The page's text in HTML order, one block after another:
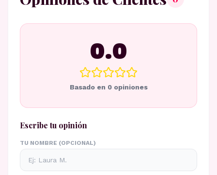
0.0
Basado en 0opiniones
Escribe tu opinión
TU NOMBRE (OPCIONAL)